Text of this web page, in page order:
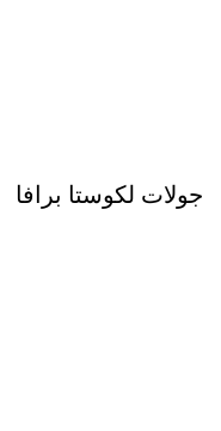
جولات لكوستا برافا